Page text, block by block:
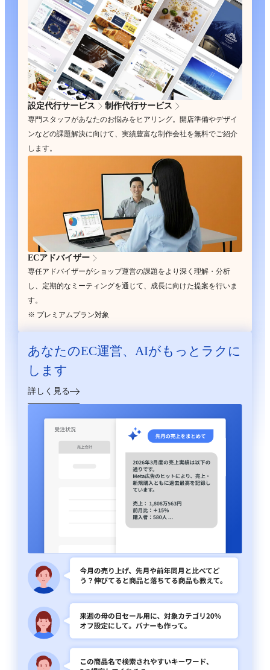
設定代行サービス 制作代行サービス
専門スタッフがあなたのお悩みをヒアリング。開店準備やデザイ
ンなどの課題解決に向けて、実績豊富な制作会社を無料でご紹介
します。
ECアドバイザー
専任アドバイザーがショップ運営の課題をより深く理解・分析
し、定期的なミーティングを通じて、成長に向けた提案を行いま
す。
※ プレミアムプラン対象
あなたのEC運営、 AIがもっとラクに
します
詳しく見る